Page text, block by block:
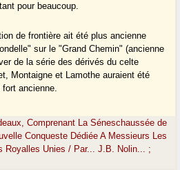
pour beaucoup.
de frontière ait été plus ancienne
sur le "Grand Chemin" (ancienne
de la série des dérivés du celte
Montaigne et Lamothe auraient été
fort ancienne.
Comprenant La Séneschaussée de
Conqueste Dédiée A Messieurs Les
Royalles Unies / Par... J.B. Nolin... ;